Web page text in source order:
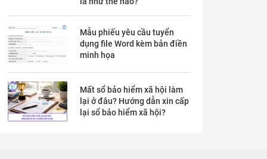
Mẫu phiếu yêu cầu tuyển
dụng file Word kèm bản điền
minh họa
Mất sổ bảo hiểm xã hội làm
lại ở đâu? Hướng dẫn xin cấp
lại sổ bảo hiểm xã hội?